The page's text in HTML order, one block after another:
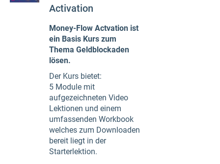
Activation
Money-Flow Actvation ist
ein Basis Kurs zum
Thema Geldblockaden
lösen.
Der Kurs bietet:
5 Module mit
aufgezeichneten Video
Lektionen und einem
umfassenden Workbook
welches zum Downloaden
bereit liegt in der
Starterlektion.